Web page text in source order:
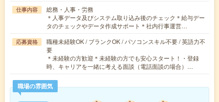
仕事内容
総務・人事・労務
＊人事データ及びシステム取り込み後のチェック＊給与デー
タのチェックやデータ作成サポート＊社内行事運営…
応募資格
職種未経験OK / ブランクOK / パソコンスキル不要 / 英語力不
要
＊未経験の方歓迎＊未経験の方でも安心スタート！・登録
時、キャリアを一緒に考える面談（電話面談の場合）…
職場の雰囲気